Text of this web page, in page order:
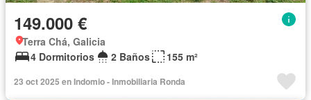
149.000 €
Terra Chá, Galicia
4 Dormitorios
2 Baños 155 m²
23 oct 2025 en Indomio - Inmobiliaria Ronda